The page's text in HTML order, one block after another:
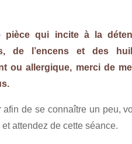
pièce qui incite à la
de l’encens et des
ou allergique, merci de
de se connaître un peu,
attendez de cette séance.